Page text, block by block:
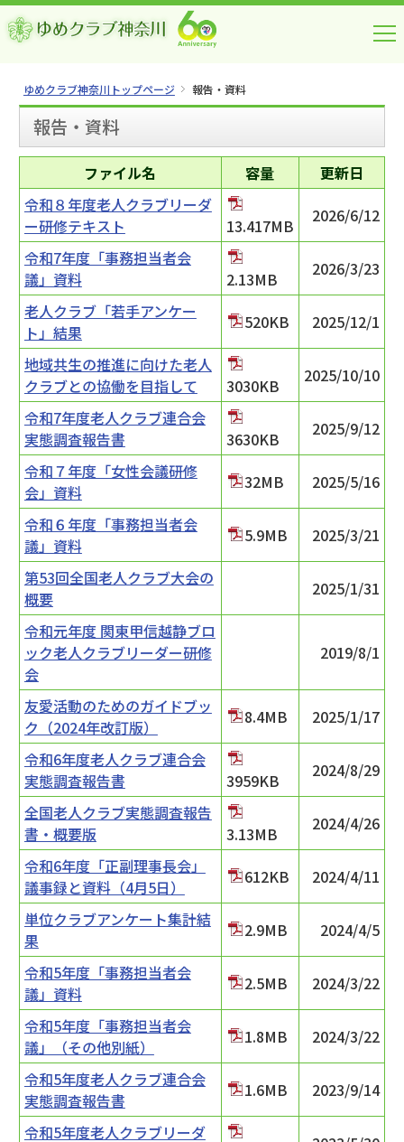
ゆめクラブ神奈川トップページ 報告・資料
報告・資料
ファイル名 容量
更新日
令和８年度老人クラブリーダ
ー研修テキスト
13.417MB
2026/6/12
令和7年度「事務担当者会
議」資料
2.13MB
2026/3/23
老人クラブ「若手アンケー
ト」結果
520KB
2025/12/1
地域共生の推進に向けた老人
クラブとの協働を目指して
3030KB
2025/10/10
令和7年度老人クラブ連合会
実態調査報告書
3630KB
2025/9/12
令和７年度「女性会議研修
会」資料
32MB
2025/5/16
令和６年度「事務担当者会
議」資料
5.9MB
2025/3/21
第53回全国老人クラブ大会の
概要
2025/1/31
令和元年度 関東甲信越静ブロ
ック老人クラブリーダー研修
会
2019/8/1
友愛活動のためのガイドブッ
ク（2024年改訂版）
8.4MB
2025/1/17
令和6年度老人クラブ連合会
実態調査報告書
3959KB
2024/8/29
全国老人クラブ実態調査報告
書・概要版
3.13MB
2024/4/26
令和6年度「正副理事長会」
議事録と資料（4月5日）
612KB
2024/4/11
単位クラブアンケート集計結
果
2.9MB
2024/4/5
令和5年度「事務担当者会
議」資料
2.5MB
2024/3/22
令和5年度「事務担当者会
議」（その他別紙）
1.8MB
2024/3/22
令和5年度老人クラブ連合会
実態調査報告書
1.6MB
2023/9/14
令和5年度老人クラブリーダ